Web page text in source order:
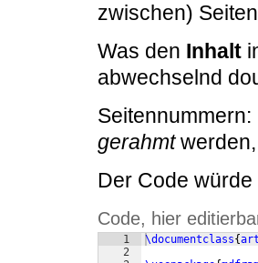
zwischen)
Was den Inhalt
abwechselnd
gerahmtwerden,
Der Code
Code, hier
1
2
\documentclass{